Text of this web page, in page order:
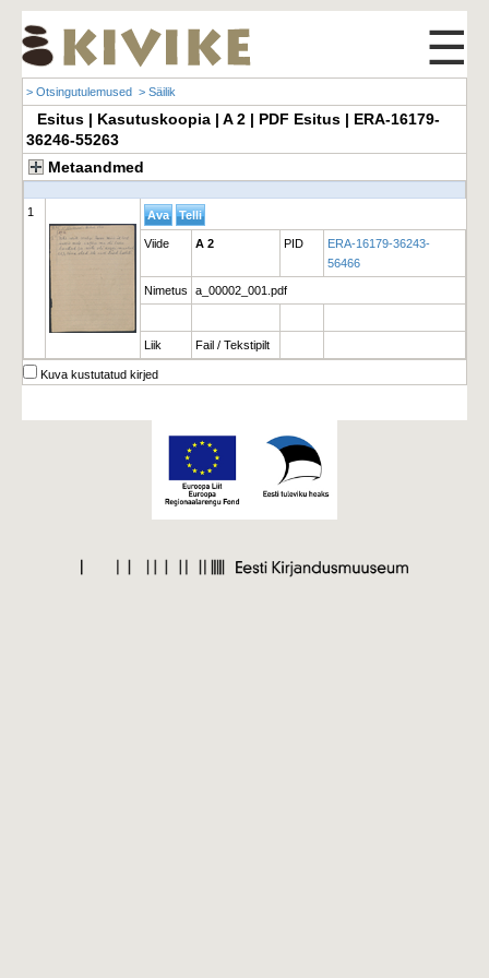
☰
> Otsingutulemused > Säilik
Esitus | Kasutuskoopia | A 2 | PDF Esitus | ERA-16179-
36246-55263
Metaandmed
1
Viide A 2 PID
ERA-16179-36243-
56466
Nimetus a_00002_001.pdf
Liik Fail / Tekstipilt
Kuva kustutatud kirjed